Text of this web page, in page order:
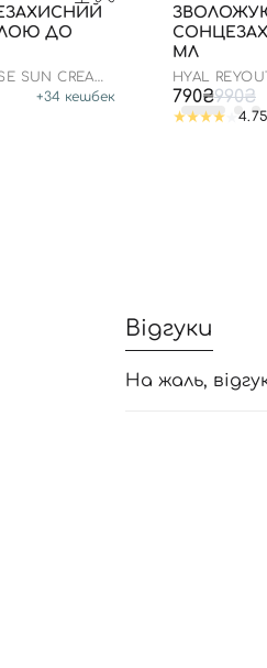
ДО
SUN CREAM
+34 кешбек
МЛ
HYAL
50/PA++++
790₴990₴
4.75
Відгуки
На жаль,